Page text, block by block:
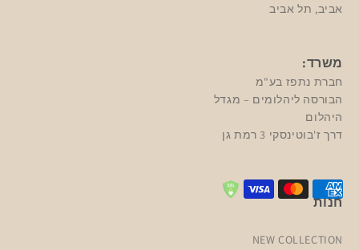
אביב, תל אביב
משרד:
חברת נתפז בע"מ
הבורסה ליהלומים – מגדל
היהלום
דרך ז'בוטינסקי 3 רמת גן
חנות
NEW COLLECTION